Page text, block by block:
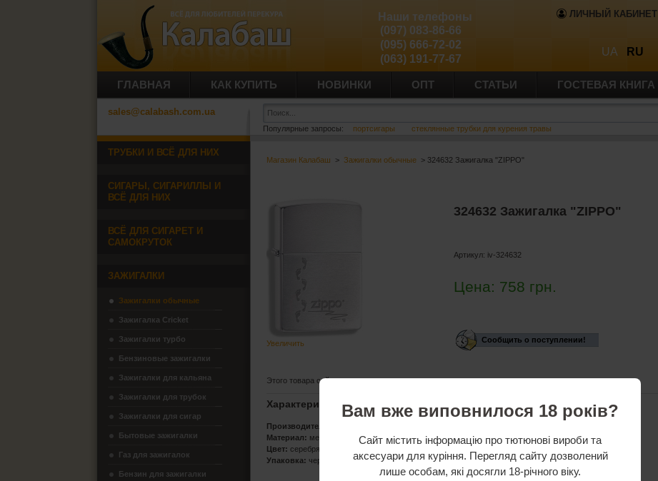
ЛИЧНЫЙ КАБИНЕТ
UA RU
Наши телефоны
(097) 083-86-66
(095) 666-72-02
(063) 191-77-67
ГЛАВНАЯ КАК КУПИТЬ НОВИНКИ ОПТ СТАТЬИ ГОСТЕВАЯ КНИГА
sales@calabash.com.ua
Популярные запросы: портсигары стеклянные трубки для курения травы
Магазин Калабаш > Зажигалки обычные > 324632 Зажигалка "ZIPPO"
Увеличить
324632 Зажигалка "ZIPPO"
Артикул: iv-324632
Цена: 758 грн.
Сообщить о поступлении!
Этого товара сейчас нет в наличии.
Характеристики
Производитель:
Материал: металл
Цвет: серебряный
Упаковка: черная коробка.
ТРУБКИ И ВСЁ ДЛЯ НИХ
СИГАРЫ, СИГАРИЛЛЫ И
ВСЁ ДЛЯ НИХ
ВСЁ ДЛЯ СИГАРЕТ И
САМОКРУТОК
ЗАЖИГАЛКИ
Зажигалки обычные
Зажигалка Cricket
Зажигалки турбо
Бензиновые зажигалки
Зажигалки для кальяна
Зажигалки для трубок
Зажигалки для сигар
Бытовые зажигалки
Газ для зажигалок
Бензин для зажигалки
Вам вже виповнилося 18 років?
Сайт містить інформацію про тютюнові вироби та
аксесуари для куріння. Перегляд сайту дозволений
лише особам, які досягли 18-річного віку.